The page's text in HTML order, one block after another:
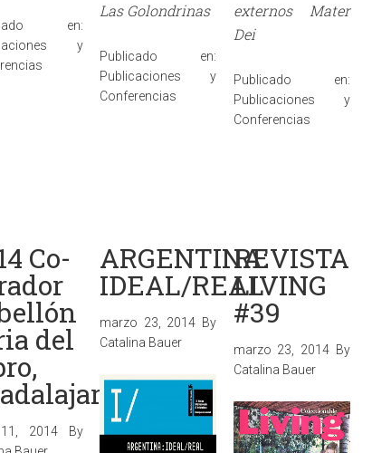
en:
y
Las Golondrinas
Publicado en:
Publicaciones y
Conferencias
externos Mater
Dei
Publicado en:
Publicaciones y
Conferencias
Co-
del
2014By
ARGENTINA:
IDEAL/REAL
marzo 23, 2014 By
Catalina Bauer
REVISTA
LIVING
#39
marzo 23, 2014 By
Catalina Bauer